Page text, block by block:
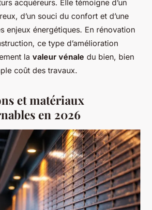
acquéreurs. Elle témoigne d’un
d’un souci du confort et d’une
enjeux énergétiques. En rénovation
ce type d’amélioration
la valeur vénale du bien, bien
coût des travaux.
et matériaux
en 2026